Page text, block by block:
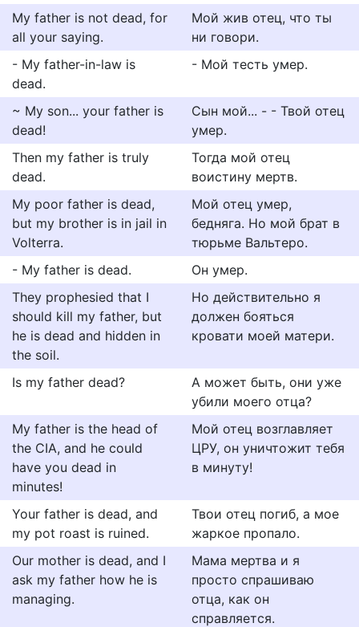
My father is not dead, for
all your saying.
Мой жив отец, что ты
ни говори.
- My father-in-law is
dead.
- Мой тесть умер.
~ My son... your father is
dead!
Сын мой... - - Твой отец
умер.
Then my father is truly
dead.
Тогда мой отец
воистину мертв.
My poor father is dead,
but my brother is in jail in
Volterra.
Мой отец умер,
бедняга. Но мой брат в
тюрьме Вальтеро.
- My father is dead.
Он умер.
They prophesied that I
should kill my father, but
he is dead and hidden in
the soil.
Но действительно я
должен бояться
кровати моей матери.
Is my father dead?
А может быть, они уже
убили моего отца?
My father is the head of
the CIA, and he could
have you dead in
minutes!
Мой отец возглавляет
ЦРУ, он уничтожит тебя
в минуту!
Your father is dead, and
my pot roast is ruined.
Твои отец погиб, а мое
жаркое пропало.
Our mother is dead, and I
ask my father how he is
managing.
Мама мертва и я
просто спрашиваю
отца, как он
справляется.